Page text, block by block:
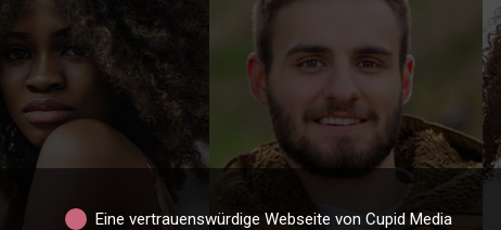
Eine vertrauenswürdige Webseite von Cupid Media